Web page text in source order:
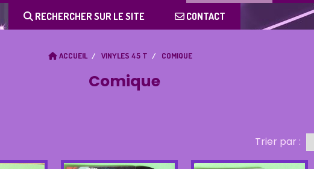
RECHERCHER SUR LE SITE CONTACT
ACCUEIL VINYLES 45 T COMIQUE
Comique
Trier par :